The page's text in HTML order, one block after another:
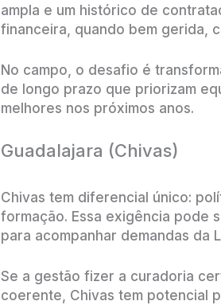
ampla e um histórico de
financeira, quando bem gerida,
No campo, o desafio é
de longo prazo que priorizam
melhores nos próximos anos.
Guadalajara (Chivas)
Chivas tem diferencial único:
formação. Essa exigência pode
para acompanhar demandas da
Se a gestão fizer a curadoria
coerente, Chivas tem potencial